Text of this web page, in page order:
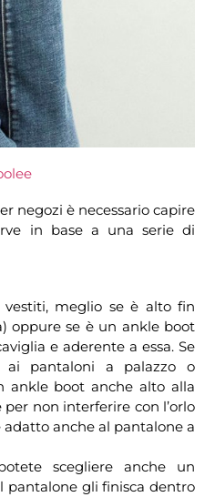
negozi è necessario capire
in base a una serie di
meglio se è alto fin
oppure se è un ankle boot
e aderente a essa. Se
ai pantaloni a palazzo o
ankle boot anche alto alla
non interferire con l’orlo
adatto anche al pantalone a
scegliere anche un
pantalone gli finisca dentro